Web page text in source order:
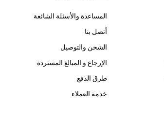
المساعدة والأسئلة الشائعة
أتصل بنا
الشحن والتوصيل
الإرجاع و المبالغ المستردة
طرق الدفع
خدمة العملاء